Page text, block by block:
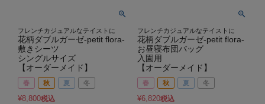
フレンチカジュアルなテイストに
花柄ダブルガーゼ-petit flora-
敷きシーツ
シングルサイズ
【オーダーメイド】
春 秋 夏 冬
¥8,800税込
フレンチカジュアルなテイストに
花柄ダブルガーゼ-petit flora-
お昼寝布団バッグ
入園用
【オーダーメイド】
春 秋 夏 冬
¥6,820税込